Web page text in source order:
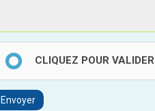
CLIQUEZ POUR VALIDER
Envoyer